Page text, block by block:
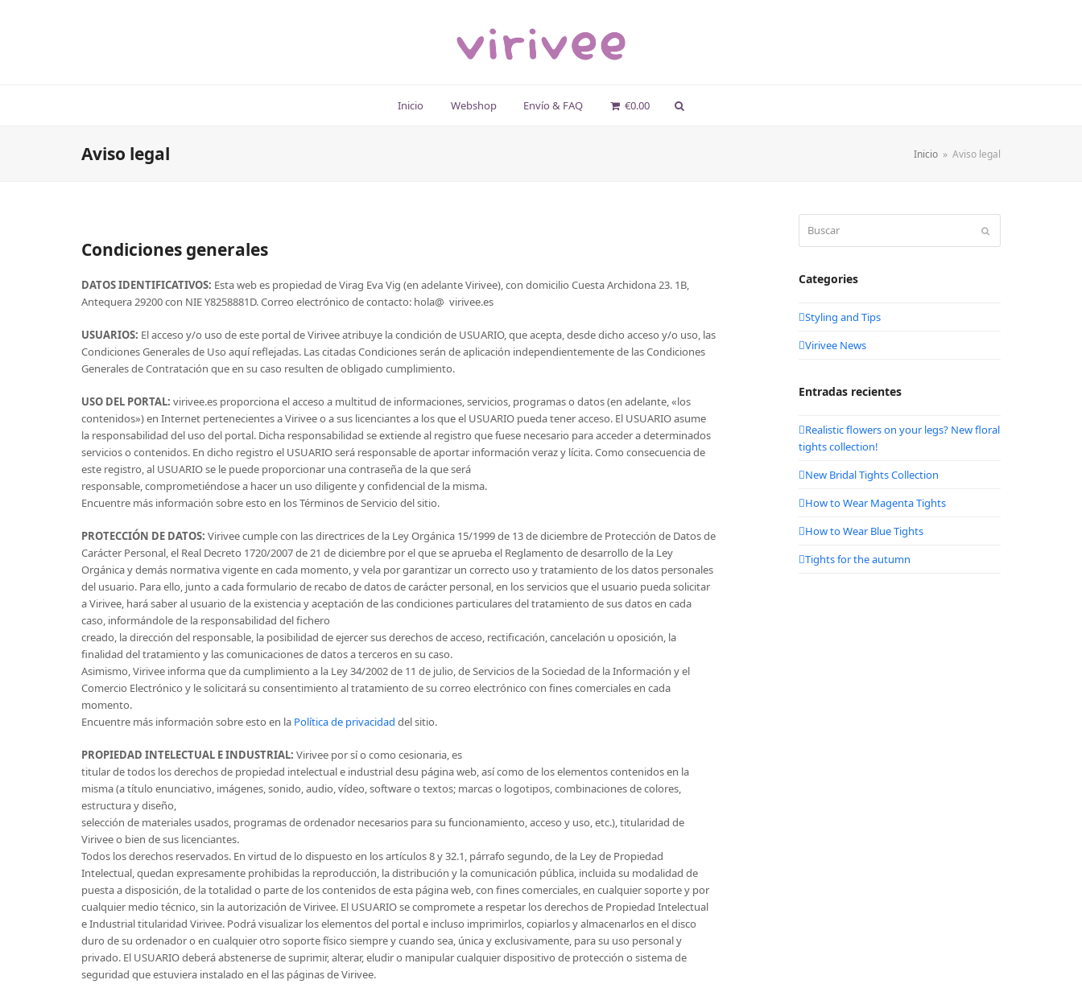
Inicio Webshop Envío & FAQ €0.00
Aviso legal Inicio » Aviso legal
Condiciones generales
DATOS IDENTIFICATIVOS: Esta web es propiedad de Virag Eva Vig (en adelante Virivee), con domicilio Cuesta Archidona 23. 1B,
Antequera 29200 con NIE Y8258881D. Correo electrónico de contacto: hola@ virivee.es
USUARIOS: El acceso y/o uso de este portal de Virivee atribuye la condición de USUARIO, que acepta, desde dicho acceso y/o uso, las
Condiciones Generales de Uso aquí reflejadas. Las citadas Condiciones serán de aplicación independientemente de las Condiciones
Generales de Contratación que en su caso resulten de obligado cumplimiento.
USO DEL PORTAL: virivee.es proporciona el acceso a multitud de informaciones, servicios, programas o datos (en adelante, «los
contenidos») en Internet pertenecientes a Virivee o a sus licenciantes a los que el USUARIO pueda tener acceso. El USUARIO asume
la responsabilidad del uso del portal. Dicha responsabilidad se extiende al registro que fuese necesario para acceder a determinados
servicios o contenidos. En dicho registro el USUARIO será responsable de aportar información veraz y lícita. Como consecuencia de
este registro, al USUARIO se le puede proporcionar una contraseña de la que será
responsable, comprometiéndose a hacer un uso diligente y confidencial de la misma.
Encuentre más información sobre esto en los Términos de Servicio del sitio.
PROTECCIÓN DE DATOS: Virivee cumple con las directrices de la Ley Orgánica 15/1999 de 13 de diciembre de Protección de Datos de
Carácter Personal, el Real Decreto 1720/2007 de 21 de diciembre por el que se aprueba el Reglamento de desarrollo de la Ley
Orgánica y demás normativa vigente en cada momento, y vela por garantizar un correcto uso y tratamiento de los datos personales
del usuario. Para ello, junto a cada formulario de recabo de datos de carácter personal, en los servicios que el usuario pueda solicitar
a Virivee, hará saber al usuario de la existencia y aceptación de las condiciones particulares del tratamiento de sus datos en cada
caso, informándole de la responsabilidad del fichero
creado, la dirección del responsable, la posibilidad de ejercer sus derechos de acceso, rectificación, cancelación u oposición, la
finalidad del tratamiento y las comunicaciones de datos a terceros en su caso.
Asimismo, Virivee informa que da cumplimiento a la Ley 34/2002 de 11 de julio, de Servicios de la Sociedad de la Información y el
Comercio Electrónico y le solicitará su consentimiento al tratamiento de su correo electrónico con fines comerciales en cada
momento.
Encuentre más información sobre esto en la Política de privacidad del sitio.
PROPIEDAD INTELECTUAL E INDUSTRIAL: Virivee por sí o como cesionaria, es
titular de todos los derechos de propiedad intelectual e industrial desu página web, así como de los elementos contenidos en la
misma (a título enunciativo, imágenes, sonido, audio, vídeo, software o textos; marcas o logotipos, combinaciones de colores,
estructura y diseño,
selección de materiales usados, programas de ordenador necesarios para su funcionamiento, acceso y uso, etc.), titularidad de
Virivee o bien de sus licenciantes.
Todos los derechos reservados. En virtud de lo dispuesto en los artículos 8 y 32.1, párrafo segundo, de la Ley de Propiedad
Intelectual, quedan expresamente prohibidas la reproducción, la distribución y la comunicación pública, incluida su modalidad de
puesta a disposición, de la totalidad o parte de los contenidos de esta página web, con fines comerciales, en cualquier soporte y por
cualquier medio técnico, sin la autorización de Virivee. El USUARIO se compromete a respetar los derechos de Propiedad Intelectual
e Industrial titularidad Virivee. Podrá visualizar los elementos del portal e incluso imprimirlos, copiarlos y almacenarlos en el disco
duro de su ordenador o en cualquier otro soporte físico siempre y cuando sea, única y exclusivamente, para su uso personal y
privado. El USUARIO deberá abstenerse de suprimir, alterar, eludir o manipular cualquier dispositivo de protección o sistema de
seguridad que estuviera instalado en el las páginas de Virivee.
Categories
Styling and Tips
Virivee News
Entradas recientes
Realistic flowers on your legs? New floral
tights collection!
New Bridal Tights Collection
How to Wear Magenta Tights
How to Wear Blue Tights
Tights for the autumn